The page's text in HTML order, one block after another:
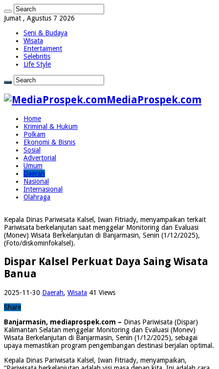
Jumat , Agustus 7 2026
Seni & Budaya
Wisata
Entertaiment
Selebritis
Life Style
MediaProspek.com
Home
Kriminal & Hukum
Polkam
Ekonomi & Bisnis
Sosial
Advertorial
Umum
Daerah
Nasional
Internasional
Olahraga
Kepala Dinas Pariwisata Kalsel, Iwan Fitriady, menyampaikan terkait
Pariwisata berkelanjutan saat menggelar Monitoring dan Evaluasi
(Monev) Wisata Berkelanjutan di Banjarmasin, Senin (1/12/2025),
(Foto/diskominfokalsel).
Dispar Kalsel Perkuat Daya Saing Wisata
Banua
2025-11-30 Daerah, Wisata 41 Views
Share
Banjarmasin, mediaprospek.com – Dinas Pariwisata (Dispar)
Kalimantan Selatan menggelar Monitoring dan Evaluasi (Monev)
Wisata Berkelanjutan di Banjarmasin, Senin (1/12/2025), sebagai
upaya memastikan program pengembangan destinasi berjalan optimal.
Kepala Dinas Pariwisata Kalsel, Iwan Fitriady, menyampaikan,